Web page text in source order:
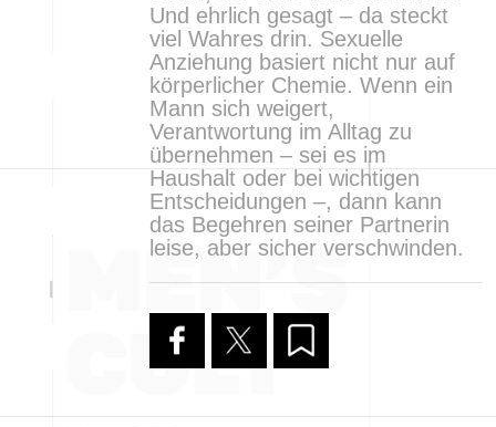
Und ehrlich gesagt – da steckt
viel Wahres drin. Sexuelle
Anziehung basiert nicht nur auf
körperlicher Chemie. Wenn ein
Mann sich weigert,
Verantwortung im Alltag zu
übernehmen – sei es im
Haushalt oder bei wichtigen
Entscheidungen –, dann kann
das Begehren seiner Partnerin
leise, aber sicher verschwinden.